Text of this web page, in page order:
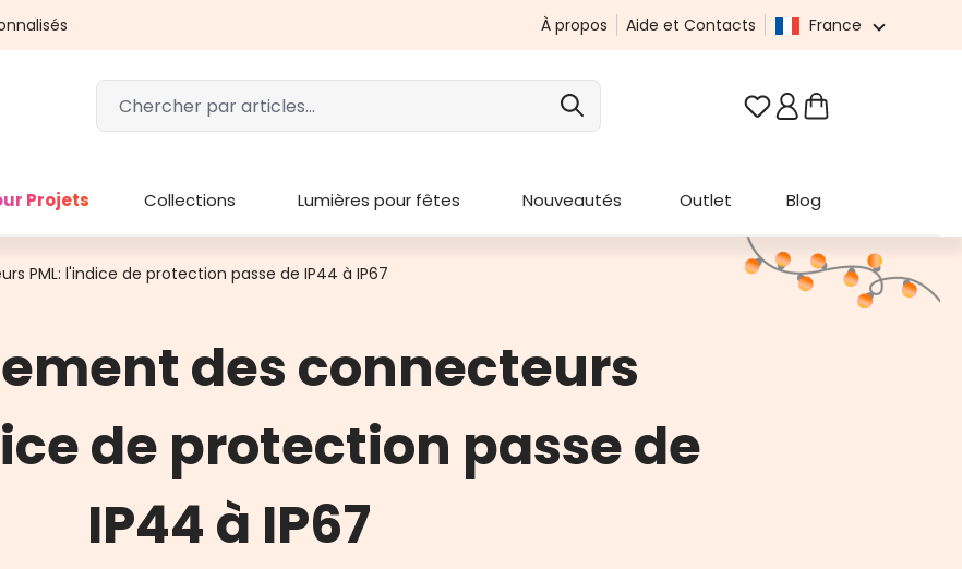
À propos Aide et Contacts France
Vous avez 0 articles
Projets Collections Lumières pour fêtes Nouveautés Outlet Blog
PML: l'indice de protection passe de IP44 à IP67
des connecteurs
de protection passe de
IP44 à IP67